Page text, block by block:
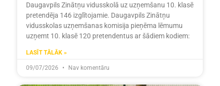
Daugavpils Zinātņu vidusskolā uz uzņemšanu 10. klasē
pretendēja 146 izglītojamie. Daugavpils Zinātņu
vidusskolas uzņemšanas komisija pieņēma lēmumu
uzņemt 10. klasē 120 pretendentus ar šādiem kodiem:
LASĪT TĀLĀK »
09/07/2026 Nav komentāru